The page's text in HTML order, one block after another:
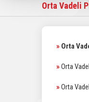
Orta Vadeli
» Orta
» Orta
» Orta